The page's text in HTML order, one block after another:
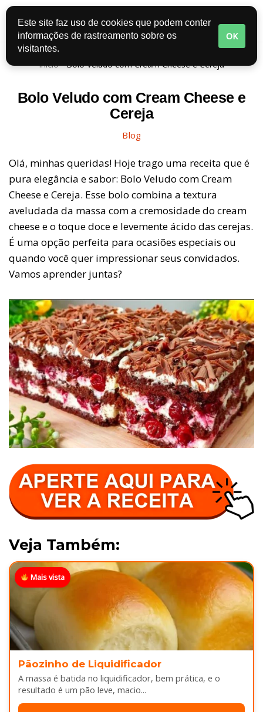
Pular
para
o
Início-Bolo Veludo com Cream Cheese e Cereja
Bolo Veludo com Cream Cheese e
Cereja
Blog
Olá, minhas queridas! Hoje trago uma receita que é
pura elegância e sabor: Bolo Veludo com Cream
Cheese e Cereja. Esse bolo combina a textura
aveludada da massa com a cremosidade do cream
cheese e o toque doce e levemente ácido das cerejas.
É uma opção perfeita para ocasiões especiais ou
quando você quer impressionar seus convidados.
Vamos aprender juntas?
Veja Também:
Mais vista
Pãozinho de Liquidificador
A massa é batida no liquidificador, bem prática, e o
resultado é um pão leve, macio...
Este site faz uso de cookies que podem conter
informações de rastreamento sobre os
visitantes.
OK